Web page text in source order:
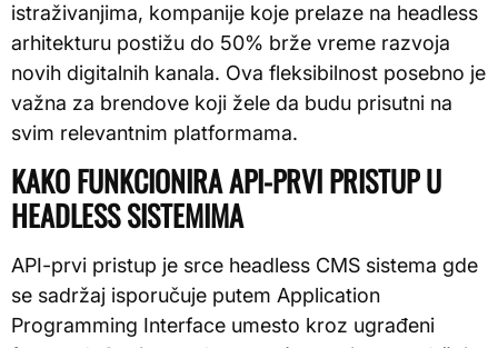
istraživanjima, kompanije koje prelaze na headless
arhitekturu postižu do 50% brže vreme razvoja
novih digitalnih kanala. Ova fleksibilnost posebno je
važna za brendove koji žele da budu prisutni na
svim relevantnim platformama.
KAKO FUNKCIONIRA API-PRVI PRISTUP U
HEADLESS SISTEMIMA
API-prvi pristup je srce headless CMS sistema gde
se sadržaj isporučuje putem Application
Programming Interface umesto kroz ugrađeni